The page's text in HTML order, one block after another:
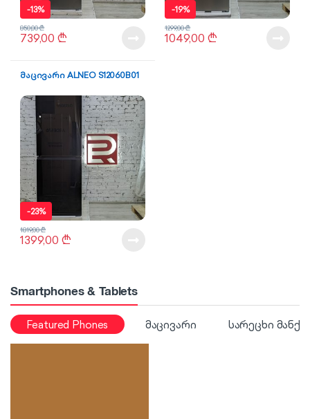
-13%
739,00₾
850,00₾
-19%
1049,00 ₾
1299,00₾
მაცივარი ALNEO S12060B01
-23%
1399,00 ₾
1819,00₾
Smartphones & Tablets
Featured Phones მაცივარი სარეცხი